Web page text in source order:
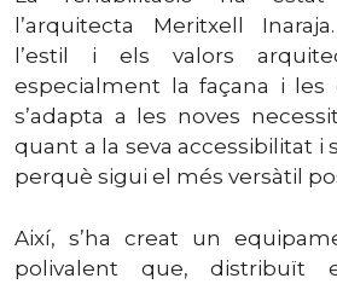
l’arquitecta Meritxell
l’estil i els valors
especialment la façana i les
s’adapta a les noves
quant a la seva accessibilitat i
perquè sigui el més versàtil
Així, s’ha creat un
polivalent que, distribuït